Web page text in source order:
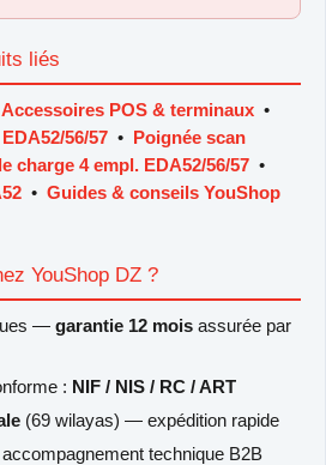
liés
POS & terminaux •
56/57 •
Poignée scan
charge 4 empl. EDA52/56/57 •
• Guides & conseils YouShop
YouShop DZ ?
— garantie 12 mois assurée par
: NIF / NIS / RC / ART
(69 wilayas) — expédition rapide
technique B2B